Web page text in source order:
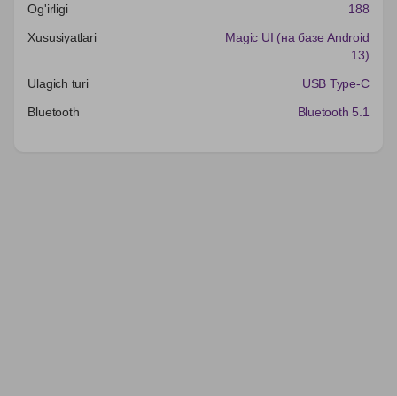
Og'irligi
188
Xususiyatlari
Magic UI (на базе Android
13)
Ulagich turi
USB Type-C
Bluetooth
Bluetooth 5.1